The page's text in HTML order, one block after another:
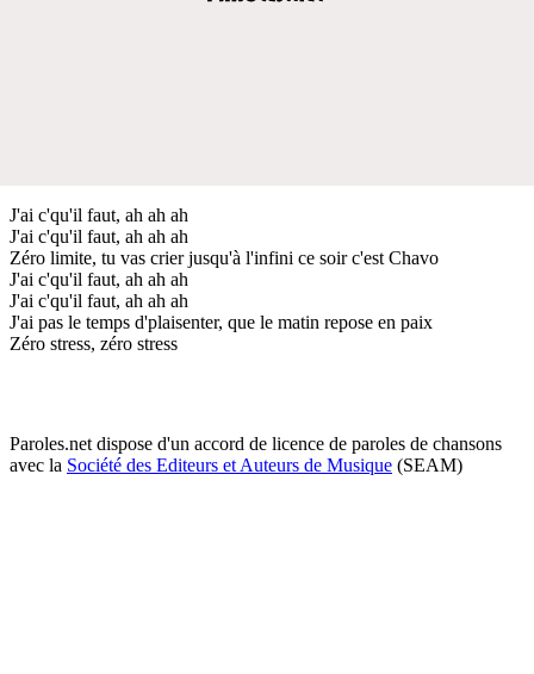
J'ai c'qu'il faut, ah ah ah
J'ai c'qu'il faut, ah ah ah
Zéro limite, tu vas crier jusqu'à l'infini ce soir c'est Chavo
J'ai c'qu'il faut, ah ah ah
J'ai c'qu'il faut, ah ah ah
J'ai pas le temps d'plaisenter, que le matin repose en paix
Zéro stress, zéro stress
Paroles.net dispose d'un accord de licence de paroles de chansons
avec la Société des Editeurs et Auteurs de Musique (SEAM)